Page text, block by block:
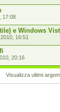
17:08
e Windows
16:51
20:16
Visualizza ultimi